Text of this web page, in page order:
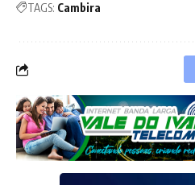
TAGS: Cambira